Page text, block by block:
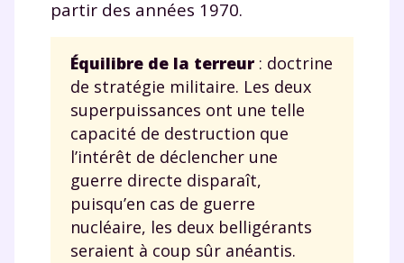
partir des années 1970.
Équilibre de la terreur : doctrine
de stratégie militaire. Les deux
superpuissances ont une telle
capacité de destruction que
l’intérêt de déclencher une
guerre directe disparaît,
puisqu’en cas de guerre
nucléaire, les deux belligérants
seraient à coup sûr anéantis.
données à caractère personnel soient traitées par SEJER, sous
la marque myMaxicours, afin que SEJER puisse vous donner
accès au service de soutien scolaire pendant 24h. Pour en
savoir plus sur la gestion de vos données personnelles et
pour exercer vos droits, vous pouvez consulternotre
charte.
J’accepte de recevoir les actualités et des
communications de la part de
myMaxicours.
Votre adresse e-mail sera exclusivement utilisée pour
vous envoyer notre newsletter. Vous pourrez vous
désinscrire à tout moment, à travers le lien de